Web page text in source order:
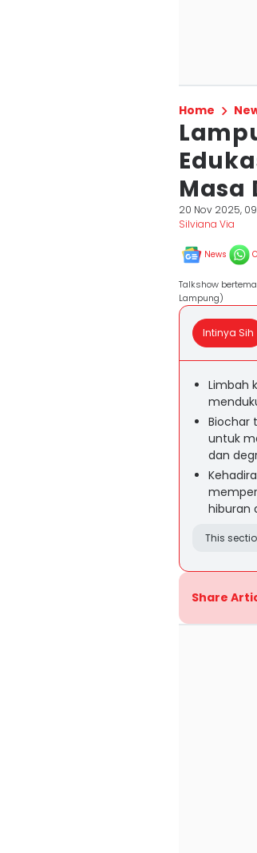
Home
Masa
20 Nov 2025,
Silviana Via
News
Talkshow
Lampung)
Intinya Sih
Limbah
Biochar
untuk
dan
hiburan
This
Share